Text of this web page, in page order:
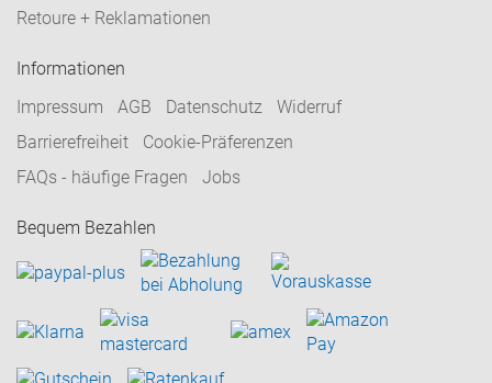
Retoure + Reklamationen
Informationen
Impressum
AGB Datenschutz
Widerruf
Barrierefreiheit
Cookie-Präferenzen
FAQs - häufige Fragen
Jobs
Bequem Bezahlen